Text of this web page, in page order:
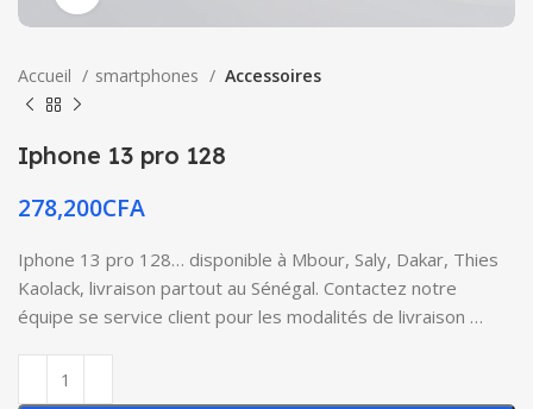
Accueil smartphones Accessoires
Iphone 13 pro 128
278,200CFA
Iphone 13 pro 128… disponible à Mbour, Saly, Dakar, Thies
Kaolack, livraison partout au Sénégal. Contactez notre
équipe se service client pour les modalités de livraison …